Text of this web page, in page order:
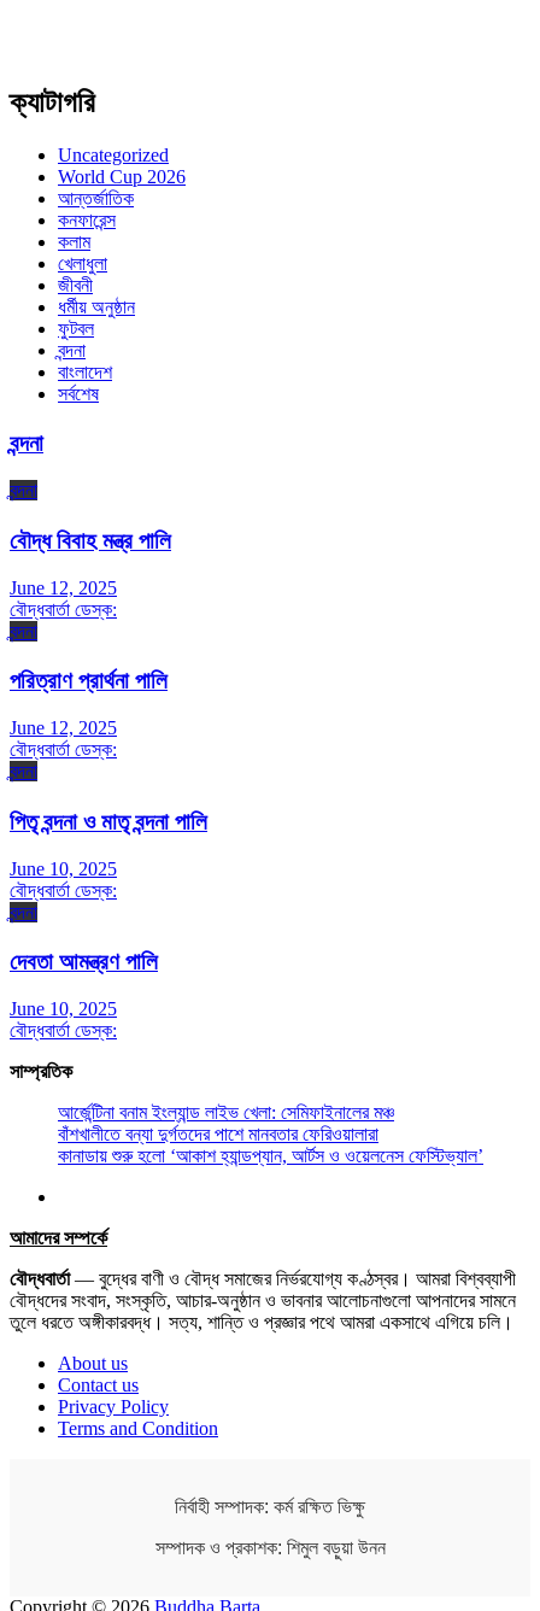
ক্যাটাগরি
Uncategorized
World Cup 2026
আন্তর্জাতিক
কনফারেন্স
কলাম
খেলাধুলা
জীবনী
ধর্মীয় অনুষ্ঠান
ফুটবল
বন্দনা
বাংলাদেশ
সর্বশেষ
বন্দনা
বন্দনা
বৌদ্ধ বিবাহ মন্ত্র পালি
June 12, 2025
বৌদ্ধবার্তা ডেস্ক:
বন্দনা
পরিত্রাণ প্রার্থনা পালি
June 12, 2025
বৌদ্ধবার্তা ডেস্ক:
বন্দনা
পিতৃ বন্দনা ও মাতৃ বন্দনা পালি
June 10, 2025
বৌদ্ধবার্তা ডেস্ক:
বন্দনা
দেবতা আমন্ত্রণ পালি
June 10, 2025
বৌদ্ধবার্তা ডেস্ক:
সাম্প্রতিক
আর্জেন্টিনা বনাম ইংল্যান্ড লাইভ খেলা: সেমিফাইনালের মঞ্চ
বাঁশখালীতে বন্যা দুর্গতদের পাশে মানবতার ফেরিওয়ালারা
কানাডায় শুরু হলো ‘আকাশ হ্যান্ডপ্যান, আর্টস ও ওয়েলনেস ফেস্টিভ্যাল’
আমাদের সম্পর্কে
বৌদ্ধবার্তা— বুদ্ধের বাণী ও বৌদ্ধ সমাজের নির্ভরযোগ্য কণ্ঠস্বর। আমরা বিশ্বব্যাপী
বৌদ্ধদের সংবাদ, সংস্কৃতি, আচার-অনুষ্ঠান ও ভাবনার আলোচনাগুলো আপনাদের সামনে
তুলে ধরতে অঙ্গীকারবদ্ধ। সত্য, শান্তি ও প্রজ্ঞার পথে আমরা একসাথে এগিয়ে চলি।
About us
Contact us
Privacy Policy
Terms and Condition
নির্বাহী সম্পাদক: কর্ম রক্ষিত ভিক্ষু
সম্পাদক ও প্রকাশক: শিমুল বড়ুয়া উনন
Copyright © 2026 Buddha Barta